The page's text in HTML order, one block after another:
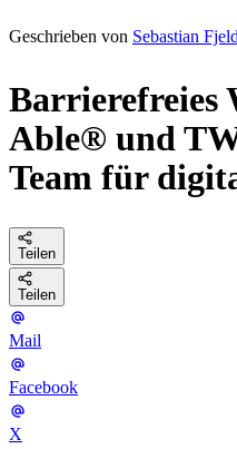
Geschrieben von Sebastian Fjeld
Barrierefreies
Able® und
Team für
Teilen
Teilen
Mail
Facebook
X